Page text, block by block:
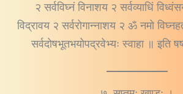
२ सर्वविघ्नं विनाशय २ सर्वव्याधिं
विद्रावय २ सर्वरोगान्नाशय २ ॐ नमो
सर्वदोषभूतभयोपद्रवेभ्यः स्वाहा ॥ इति